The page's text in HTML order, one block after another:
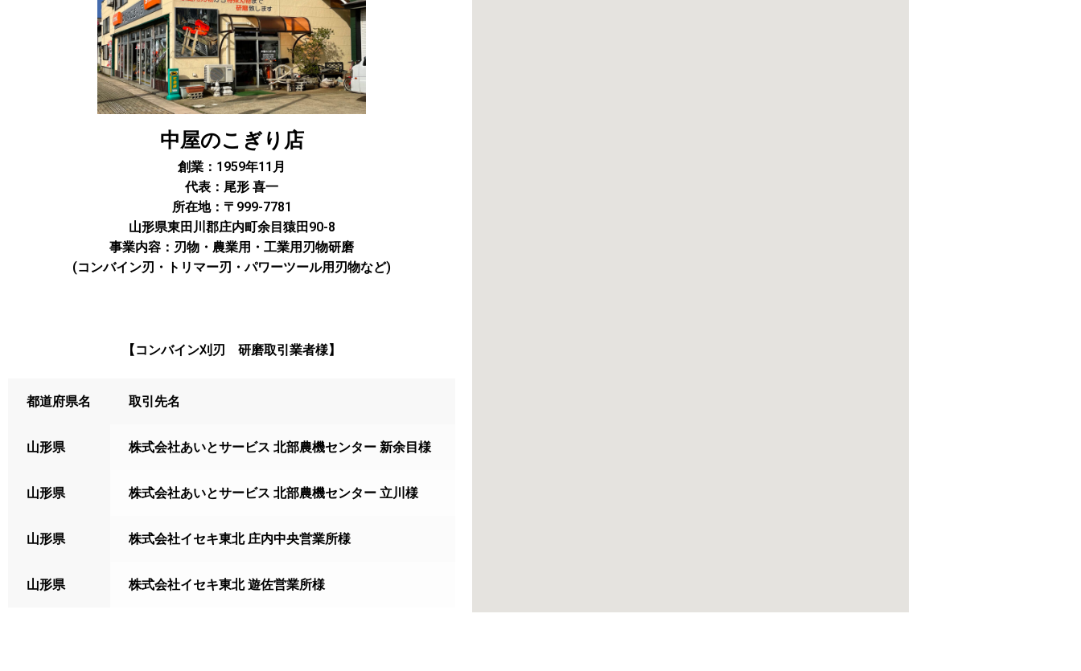
中屋のこぎり店
創業：1959年11月
代表：尾形 喜一
所在地：〒999-7781
山形県東田川郡庄内町余目猿田90-8
事業内容：刃物・農業用・工業用刃物研磨
(コンバイン刃・トリマー刃・パワーツール用刃物など)
【コンバイン刈刃 研磨取引業者様】
都道府県名 取引先名
山形県 株式会社あいとサービス 北部農機センター 新余目様
山形県 株式会社あいとサービス 北部農機センター 立川様
山形県 株式会社イセキ東北 庄内中央営業所様
山形県 株式会社イセキ東北 遊佐営業所様